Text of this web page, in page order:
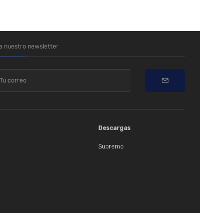
nuestro newsletter
Descargas
Supremo